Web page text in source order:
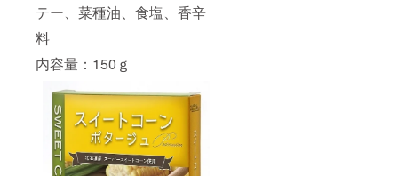
テー、菜種油、食塩、香辛
料
内容量：150ｇ